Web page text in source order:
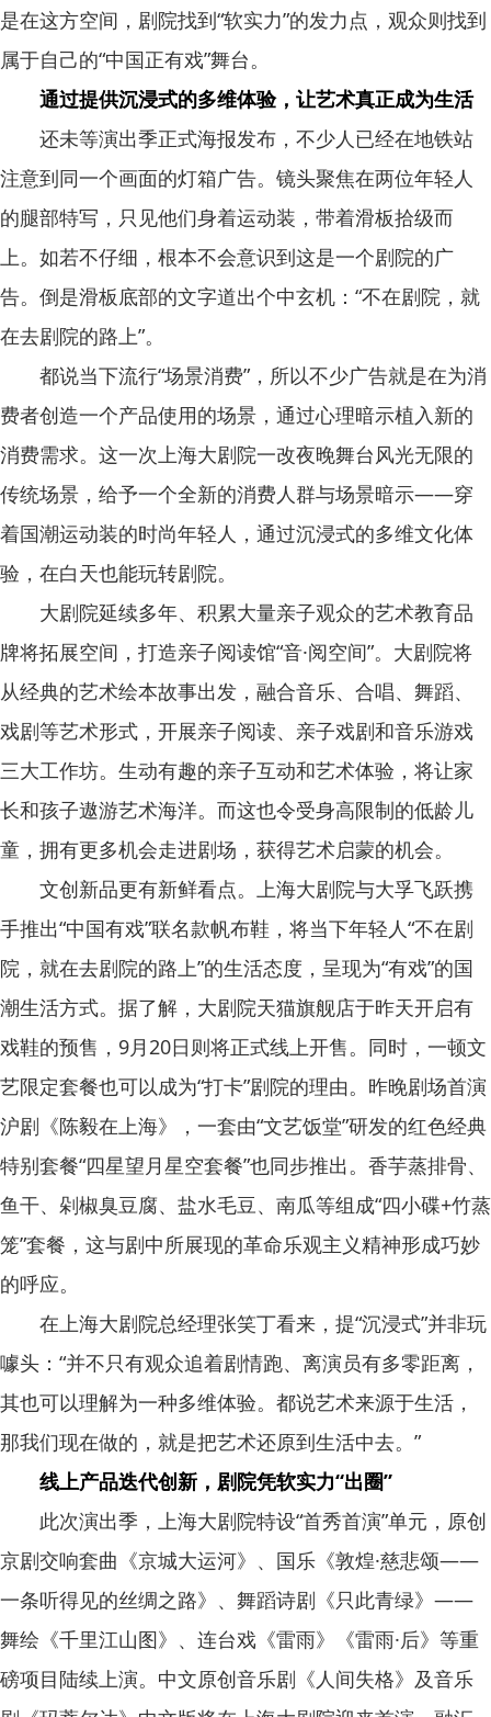
是在这方空间，剧院找到“软实力”的发力点，观众则找到
属于自己的“中国正有戏”舞台。
通过提供沉浸式的多维体验，让艺术真正成为生活
还未等演出季正式海报发布，不少人已经在地铁站
注意到同一个画面的灯箱广告。镜头聚焦在两位年轻人
的腿部特写，只见他们身着运动装，带着滑板拾级而
上。如若不仔细，根本不会意识到这是一个剧院的广
告。倒是滑板底部的文字道出个中玄机：“不在剧院，就
在去剧院的路上”。
都说当下流行“场景消费”，所以不少广告就是在为消
费者创造一个产品使用的场景，通过心理暗示植入新的
消费需求。这一次上海大剧院一改夜晚舞台风光无限的
传统场景，给予一个全新的消费人群与场景暗示——穿
着国潮运动装的时尚年轻人，通过沉浸式的多维文化体
验，在白天也能玩转剧院。
大剧院延续多年、积累大量亲子观众的艺术教育品
牌将拓展空间，打造亲子阅读馆“音·阅空间”。大剧院将
从经典的艺术绘本故事出发，融合音乐、合唱、舞蹈、
戏剧等艺术形式，开展亲子阅读、亲子戏剧和音乐游戏
三大工作坊。生动有趣的亲子互动和艺术体验，将让家
长和孩子遨游艺术海洋。而这也令受身高限制的低龄儿
童，拥有更多机会走进剧场，获得艺术启蒙的机会。
文创新品更有新鲜看点。上海大剧院与大孚飞跃携
手推出“中国有戏”联名款帆布鞋，将当下年轻人“不在剧
院，就在去剧院的路上”的生活态度，呈现为“有戏”的国
潮生活方式。据了解，大剧院天猫旗舰店于昨天开启有
戏鞋的预售，9月20日则将正式线上开售。同时，一顿文
艺限定套餐也可以成为“打卡”剧院的理由。昨晚剧场首演
沪剧《陈毅在上海》，一套由“文艺饭堂”研发的红色经典
特别套餐“四星望月星空套餐”也同步推出。香芋蒸排骨、
鱼干、剁椒臭豆腐、盐水毛豆、南瓜等组成“四小碟+竹蒸
笼”套餐，这与剧中所展现的革命乐观主义精神形成巧妙
的呼应。
在上海大剧院总经理张笑丁看来，提“沉浸式”并非玩
噱头：“并不只有观众追着剧情跑、离演员有多零距离，
其也可以理解为一种多维体验。都说艺术来源于生活，
那我们现在做的，就是把艺术还原到生活中去。”
线上产品迭代创新，剧院凭软实力“出圈”
此次演出季，上海大剧院特设“首秀首演”单元，原创
京剧交响套曲《京城大运河》、国乐《敦煌·慈悲颂——
一条听得见的丝绸之路》、舞蹈诗剧《只此青绿》——
舞绘《千里江山图》、连台戏《雷雨》《雷雨·后》等重
磅项目陆续上演。中文原创音乐剧《人间失格》及音乐